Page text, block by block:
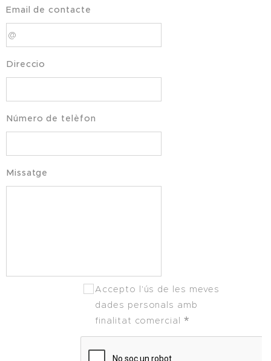
Email de contacte
Direccio
Número de telèfon
Missatge
Accepto l'ús de les meves
dades personals amb
finalitat comercial